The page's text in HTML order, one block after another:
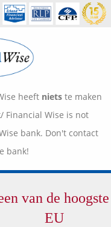
heeft niets te maken
Financial Wise is not
bank. Don't contact
bank!
Over Pietie Jeelof
Hypotheek Advies
van de
EU